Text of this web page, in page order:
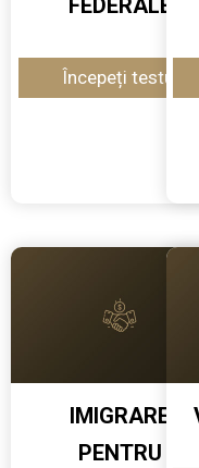
IMIGRARE
PENTRU